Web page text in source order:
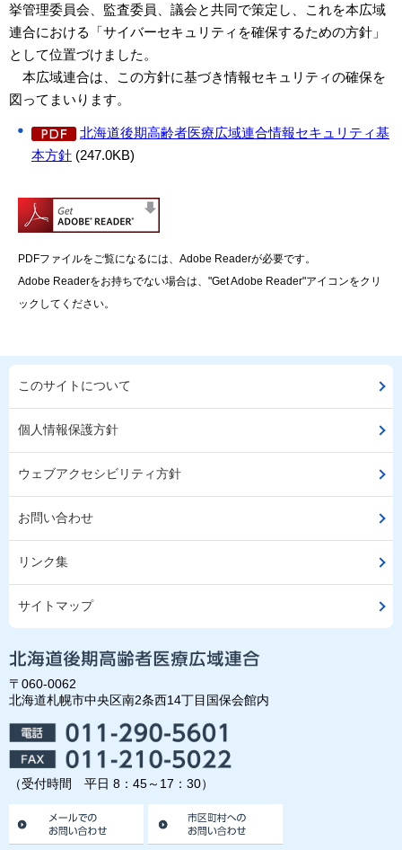
挙管理委員会、監査委員、議会と共同で策定し、これを本広域
連合における「サイバーセキュリティを確保するための方針」
として位置づけました。
本広域連合は、この方針に基づき情報セキュリティの確保を
図ってまいります。
北海道後期高齢者医療広域連合情報セキュリティ基
本方針 (247.0KB)
PDFファイルをご覧になるには、Adobe Readerが必要です。
Adobe Readerをお持ちでない場合は、"Get Adobe Reader"アイコンをクリ
ックしてください。
このサイトについて
個人情報保護方針
ウェブアクセシビリティ方針
お問い合わせ
リンク集
サイトマップ
〒060-0062
北海道札幌市中央区南2条西14丁目国保会館内
（受付時間 平日 8：45～17：30）